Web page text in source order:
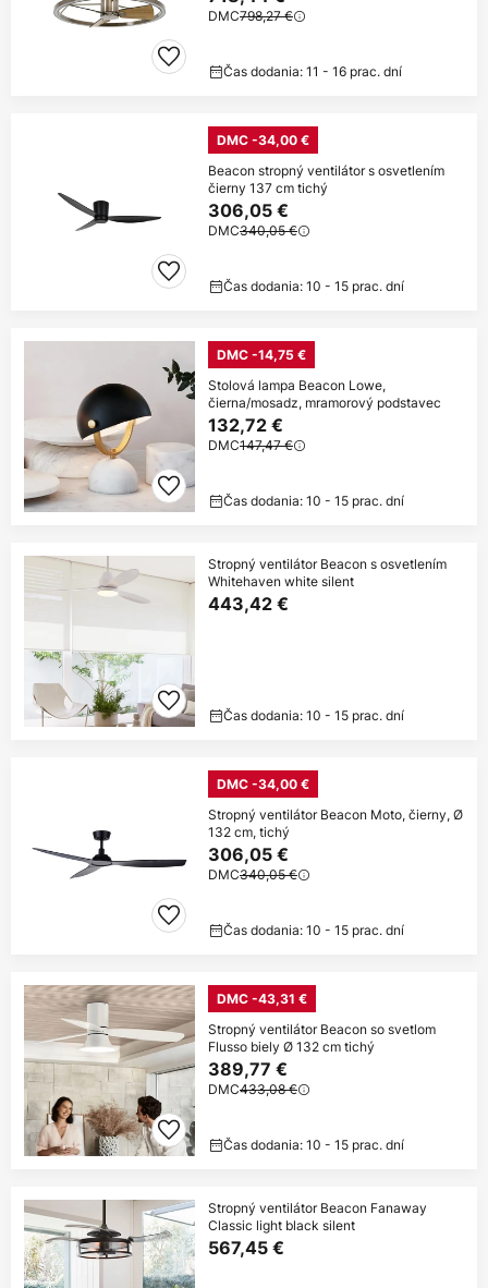
DMC798,27 €
Čas dodania: 11 - 16 prac. dní
DMC -34,00 €
Beacon stropný ventilátor s osvetlením
čierny 137 cm tichý
306,05 €
DMC340,05 €
Čas dodania: 10 - 15 prac. dní
DMC -14,75 €
Stolová lampa Beacon Lowe,
čierna/mosadz, mramorový podstavec
132,72 €
DMC147,47 €
Čas dodania: 10 - 15 prac. dní
Stropný ventilátor Beacon s osvetlením
Whitehaven white silent
443,42 €
Čas dodania: 10 - 15 prac. dní
DMC -34,00 €
Stropný ventilátor Beacon Moto, čierny, Ø
132 cm, tichý
306,05 €
DMC340,05 €
Čas dodania: 10 - 15 prac. dní
DMC -43,31 €
Stropný ventilátor Beacon so svetlom
Flusso biely Ø 132 cm tichý
389,77 €
DMC433,08 €
Čas dodania: 10 - 15 prac. dní
Stropný ventilátor Beacon Fanaway
Classic light black silent
567,45 €